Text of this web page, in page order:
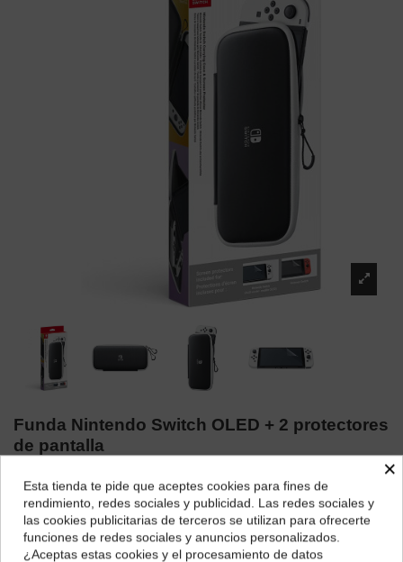
Funda Nintendo Switch OLED + 2 protectores
de pantalla
29,00 €¿Dónde deseas recibir tu pedido?
Selecciona tu ubicación para mostrarte los precios e
impuestos correctos para tu región.
×
Esta tienda te pide que aceptes cookies para fines de
rendimiento, redes sociales y publicidad. Las redes sociales y
las cookies publicitarias de terceros se utilizan para ofrecerte
funciones de redes sociales y anuncios personalizados.
¿Aceptas estas cookies y el procesamiento de datos